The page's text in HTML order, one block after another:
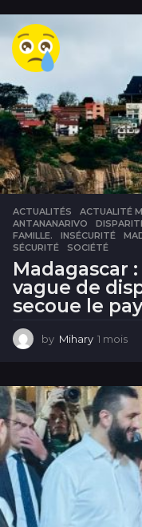
ACTUALITÉS ACTUALITÉ
ANTANANARIVO
,
FAMILLE.
,INSÉCURITÉ ,
SÉCURITÉ
,SOCIÉTÉ
Madagascar
vague de
secoue le
by Mihary 1 mois
i
s